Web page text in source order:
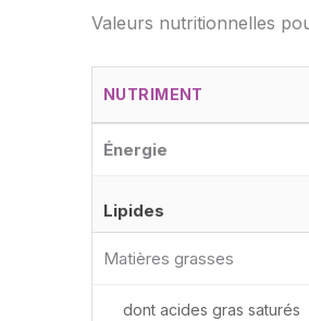
Valeurs nutritionnelles
NUTRIMENT
Énergie
Lipides
Matières grasses
dont acides gras saturés